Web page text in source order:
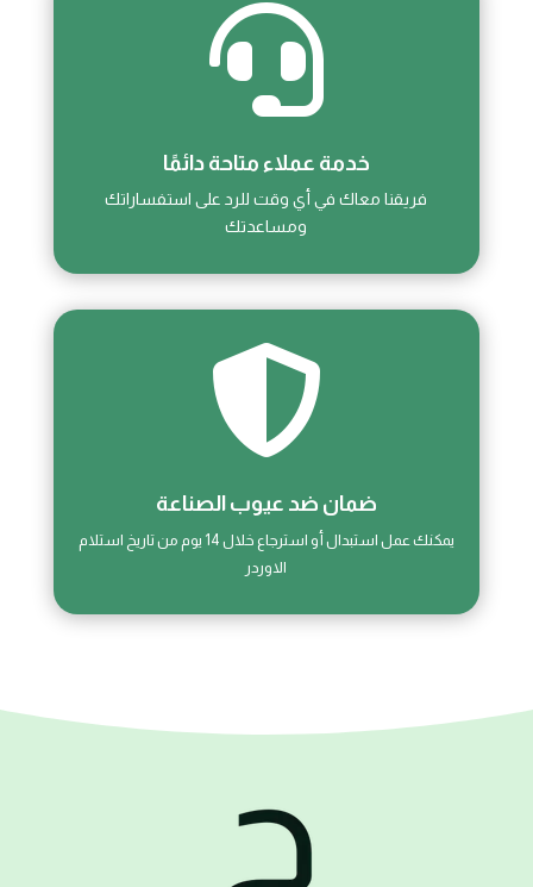

خدمة عملاء متاحة دائمًا
فريقنا معاك في أي وقت للرد على استفساراتك
ومساعدتك

ضمان ضد عيوب الصناعة
يمكنك عمل استبدال أو استرجاع خلال 14 يوم من تاريخ استلام
الاوردر